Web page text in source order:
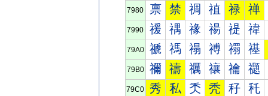
7980 禀 禁 禂 禃 禄 禅
7990 禐 禑 禒 禓 禔 禕
79A0 禠 禡 禢 禣 禤 禥
79B0 禰 禱 禲 禳 禴 禵
79C0 秀 私 秂 秃 秄 秅